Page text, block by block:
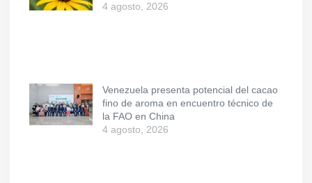
4 agosto, 2026
Venezuela presenta potencial del cacao
fino de aroma en encuentro técnico de
la FAO en China
4 agosto, 2026